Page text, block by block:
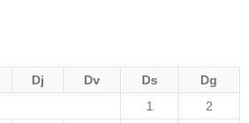
Dj Dv Ds
Dg
1
2